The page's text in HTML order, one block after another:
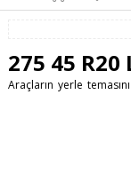
275 45
Araçların yerle
ve en yüksek siber
275 45 R20 yaz lastiği